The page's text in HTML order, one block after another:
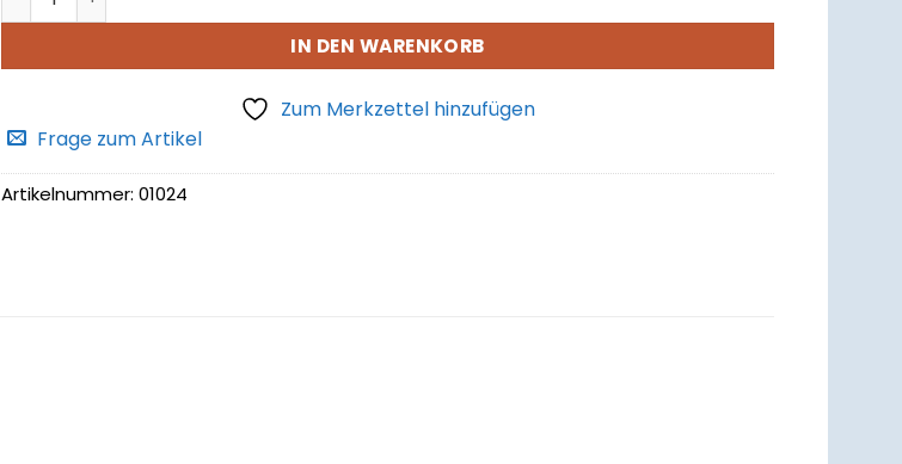
IN DEN WARENKORB
Zum Merkzettel hinzufügen
Frage zum Artikel
Artikelnummer:01024